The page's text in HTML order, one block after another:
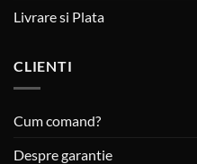
Livrare si Plata
CLIENTI
Cum comand?
Despre garantie